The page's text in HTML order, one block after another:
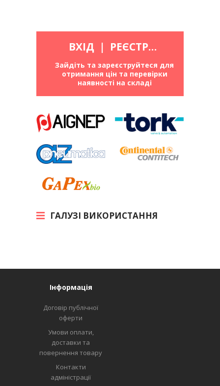
ВХІД | РЕЄСТРАЦІЯ
Зайдіть та зареєструйтеся для
отримання цін та перевірки
наявності на складі
ГАЛУЗІ ВИКОРИСТАННЯ
Інформація
Договір публічної
оферти
Умови оплати,
доставки та
повернення товару
Контакти
адміністрації